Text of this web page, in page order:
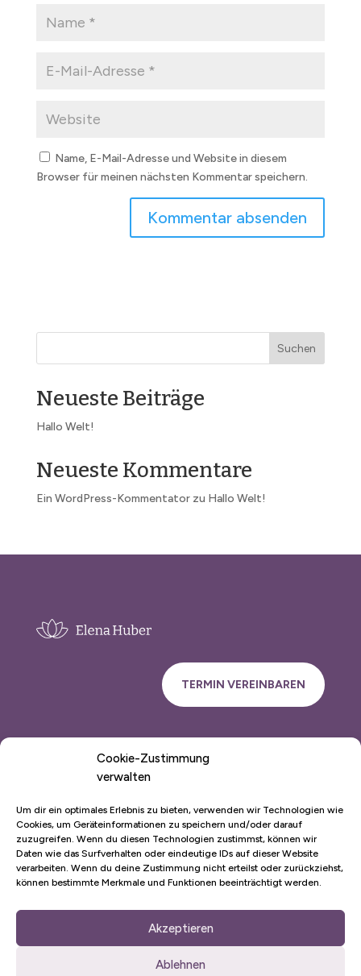
Cookie-Zustimmung
verwalten
Um dir ein optimales Erlebnis zu bieten, verwenden wir Technologien wie
Cookies, um Geräteinformationen zu speichern und/oder darauf
zuzugreifen. Wenn du diesen Technologien zustimmst, können wir
Daten wie das Surfverhalten oder eindeutige IDs auf dieser Website
verarbeiten. Wenn du deine Zustimmung nicht erteilst oder zurückziehst,
können bestimmte Merkmale und Funktionen beeinträchtigt werden.
Akzeptieren
Ablehnen
Name, E-Mail-Adresse und Website in diesem
Browser für meinen nächsten Kommentar speichern.
Suchen
Neueste Beiträge
Hallo Welt!
Neueste Kommentare
Ein WordPress-Kommentatorzu Hallo Welt!
TERMIN VEREINBAREN
elena@myenergy-mylife.de
Klangschalen-Massage
Unterstützung bei AD(H)S & Autismus
Selbstheilungskräfte aktivieren